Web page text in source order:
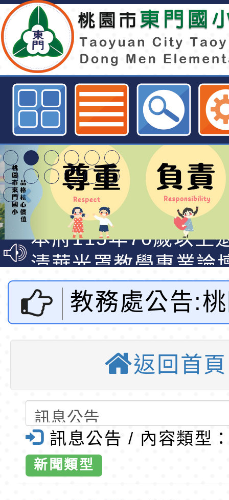
桃園市政府鼓勵原住民參加原住民
測驗獎勵」申請表件及要點規定-
球資訊網
轉知臺中市政府政風
光城市手牽手，綠能
走」動畫影片
本府115年70歲以上
員健康講座「吃得安
心」，請退休同仁踴
清華光罩教學專業論
動時代中的好老師：
教師韌性
轉環境部「淨零綠領
程」
轉農業部桃園區農業
訓練課程」，歡迎已
育專業人員資格者報
民小學115學年度「
理人員」甄選
東門國小115學年度
梯特教代課教師甄選
公告(尚有缺額)
錄取公告-桃園市桃
民小學115學年度「
班教師助理員」甄選
東門國小115學年度
梯特教代理教師甄選
公告(尚有缺額)
東門國小附設幼兒園
第1學期第2梯代理教
轉知臺中市政府政風
教務處公告:
府鼓勵原住
住民族語言
測驗獎勵」
及要點規定-
返回首頁
訊息公告 / 內容類型
新聞類型